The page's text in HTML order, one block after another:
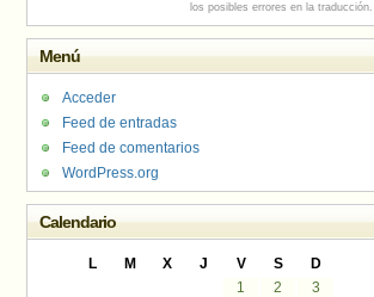
los posibles errores en la traducción.
Menú
Acceder
Feed de entradas
Feed de comentarios
WordPress.org
Calendario
L M X J V S
D
1
2
3